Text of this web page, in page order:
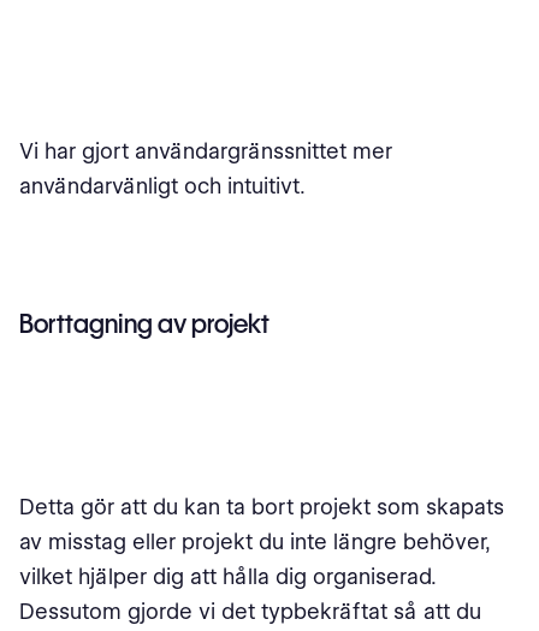
Vi har gjort användargränssnittet mer
användarvänligt och intuitivt.
Borttagning av projekt
Detta gör att du kan ta bort projekt som skapats
av misstag eller projekt du inte längre behöver,
vilket hjälper dig att hålla dig organiserad.
Dessutom gjorde vi det typbekräftat så att du